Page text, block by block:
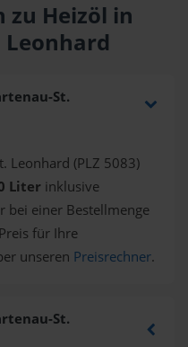
zu Heizöl in
Leonhard
St.
Leonhard (PLZ 5083)
Liter inklusive
bei einer Bestellmenge
für Ihre
unseren Preisrechner.
St.